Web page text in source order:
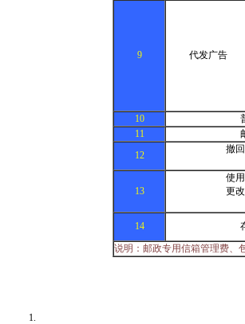
9 代发广告
10
11
12
撤
13
使
更
14
说明：邮政专用信箱管理费、